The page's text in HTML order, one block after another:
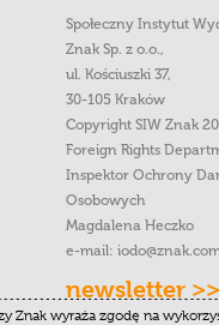
Społeczny Instytut
Znak Sp. z o.o.,
ul. Kościuszki 37,
30-105 Kraków
Copyright SIW Znak
Foreign Rights
Inspektor Ochrony
Osobowych
Magdalena Heczko
e-mail:
newsletter >>
Znak wyraża zgodę na